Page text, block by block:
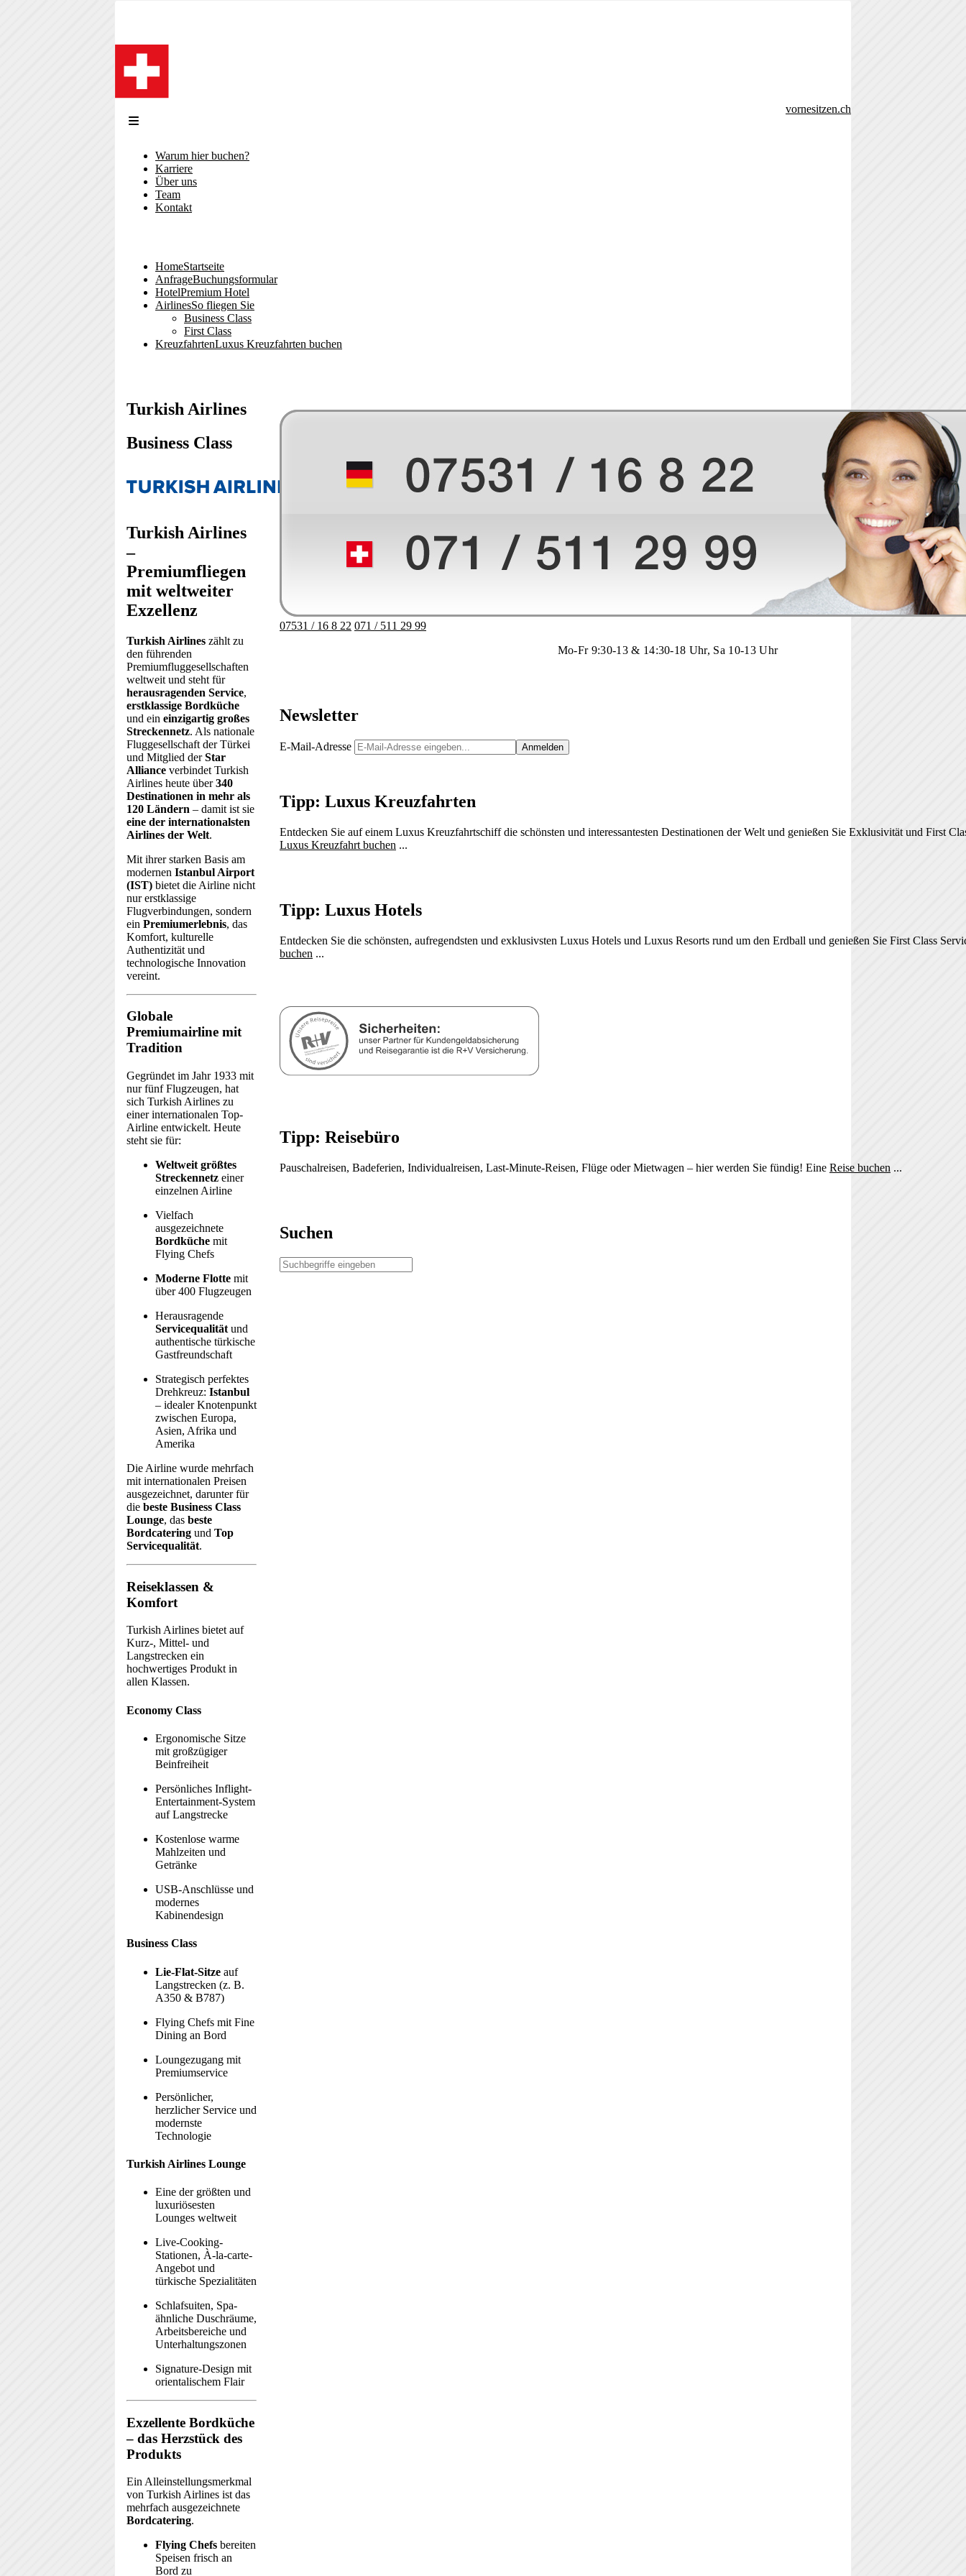
vornesitzen.ch
Sekundärmenü
Warum hier buchen?
Karriere
Über uns
Team
Kontakt
Hauptnavigation
HomeStartseite
AnfrageBuchungsformular
HotelPremium Hotel
AirlinesSo fliegen Sie
Business Class
First Class
KreuzfahrtenLuxus Kreuzfahrten buchen
Turkish Airlines
Business Class
Turkish Airlines
–
Premiumfliegen
mit weltweiter
Exzellenz
Turkish Airlines zählt zu
den führenden
Premiumfluggesellschaften
weltweit und steht für
herausragenden Service,
erstklassige Bordküche
und ein einzigartig großes
Streckennetz. Als nationale
Fluggesellschaft der Türkei
und Mitglied derStar
Alliance verbindet Turkish
Airlines heute über340
Destinationen in mehr als
120 Ländern – damit ist sie
eine der internationalsten
Airlines der Welt.
Mit ihrer starken Basis am
modernen Istanbul Airport
(IST) bietet die Airline nicht
nur erstklassige
Flugverbindungen, sondern
ein Premiumerlebnis, das
Komfort, kulturelle
Authentizität und
technologische Innovation
vereint.
Globale
Premiumairline mit
Tradition
Gegründet im Jahr 1933 mit
nur fünf Flugzeugen, hat
sich Turkish Airlines zu
einer internationalen Top-
Airline entwickelt. Heute
steht sie für:
Weltweit größtes
Streckennetz einer
einzelnen Airline
Vielfach
ausgezeichnete
Bordküche mit
Flying Chefs
Moderne Flotte mit
über 400 Flugzeugen
Herausragende
Servicequalität und
authentische türkische
Gastfreundschaft
Strategisch perfektes
Drehkreuz: Istanbul
– idealer Knotenpunkt
zwischen Europa,
Asien, Afrika und
Amerika
Die Airline wurde mehrfach
mit internationalen Preisen
ausgezeichnet, darunter für
die beste Business Class
Lounge, das beste
Bordcatering und Top
Servicequalität.
Reiseklassen &
Komfort
Turkish Airlines bietet auf
Kurz-, Mittel- und
Langstrecken ein
hochwertiges Produkt in
allen Klassen.
Economy Class
Ergonomische Sitze
mit großzügiger
Beinfreiheit
Persönliches Inflight-
Entertainment-System
auf Langstrecke
Kostenlose warme
Mahlzeiten und
Getränke
USB-Anschlüsse und
modernes
Kabinendesign
Business Class
Lie-Flat-Sitze auf
Langstrecken (z. B.
A350 & B787)
Flying Chefs mit Fine
Dining an Bord
Loungezugang mit
Premiumservice
Persönlicher,
herzlicher Service und
modernste
Technologie
Turkish Airlines Lounge
Eine der größten und
luxuriösesten
Lounges weltweit
Live-Cooking-
Stationen, À-la-carte-
Angebot und
türkische Spezialitäten
Schlafsuiten, Spa-
ähnliche Duschräume,
Arbeitsbereiche und
Unterhaltungszonen
Signature-Design mit
orientalischem Flair
Exzellente Bordküche
– das Herzstück des
Produkts
Ein Alleinstellungsmerkmal
von Turkish Airlines ist das
mehrfach ausgezeichnete
Bordcatering.
Flying Chefs bereiten
Speisen frisch an
Bord zu
07531 / 16 8 22 071 / 511 29 99
Mo-Fr 9:30-13 & 14:30-18 Uhr, Sa 10-13 Uhr
Newsletter
E-Mail-Adresse
Tipp: Luxus Kreuzfahrten
Entdecken Sie auf einem Luxus Kreuzfahrtschiff die schönsten und interessantesten Destinationen der Welt und genießen Sie Exklusivität und First
Luxus Kreuzfahrt buchen ...
Tipp: Luxus Hotels
Entdecken Sie die schönsten, aufregendsten und exklusivsten Luxus Hotels und Luxus Resorts rund um den Erdball und genießen Sie First Class
buchen ...
Tipp: Reisebüro
Pauschalreisen, Badeferien, Individualreisen, Last-Minute-Reisen, Flüge oder Mietwagen – hier werden Sie fündig! Eine Reise buchen ...
Suchen